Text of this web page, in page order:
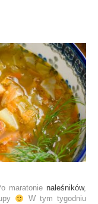
maratonie naleśników,
W tym tygodniu